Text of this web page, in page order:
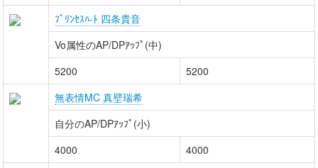
ﾌﾟﾘﾝｾｽﾊ-ﾄ 四条貴音
Vo属性のAP/DPｱｯﾌﾟ(中)
5200
5200
無表情MC 真壁瑞希
自分のAP/DPｱｯﾌﾟ(小)
4000
4000